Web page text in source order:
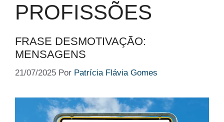
PROFISSÕES
FRASE DESMOTIVAÇÃO​:
MENSAGENS
21/07/2025 Por Patrícia Flávia Gomes